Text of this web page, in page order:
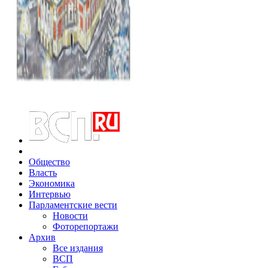
Общество
Власть
Экономика
Интервью
Парламентские вести
Новости
Фоторепортажи
Архив
Все издания
ВСП